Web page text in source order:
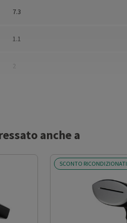
7.3
1.1
2
anche a
SCONTO RICONDIZIONATI